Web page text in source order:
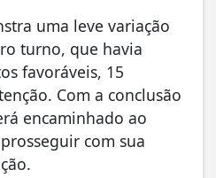
uma leve variação
turno, que havia
favoráveis, 15
Com a conclusão
encaminhado ao
com sua